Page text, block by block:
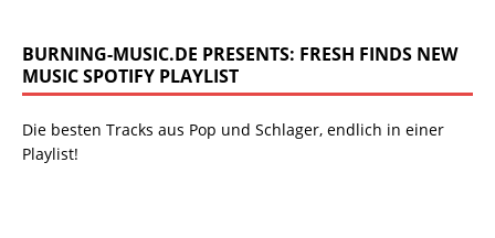
BURNING-MUSIC.DE PRESENTS: FRESH FINDS NEW
MUSIC SPOTIFY PLAYLIST
Die besten Tracks aus Pop und Schlager, endlich in einer
Playlist!